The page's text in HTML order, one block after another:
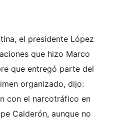
el presidente López
que hizo Marco
que entregó parte del
organizado, dijo:
con el narcotráfico en
Calderón, aunque no